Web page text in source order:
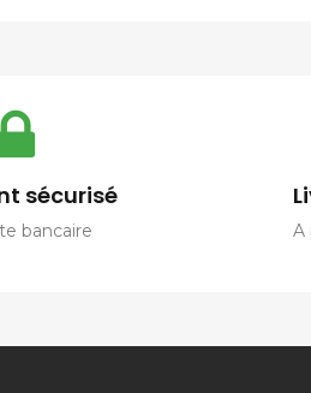
sécurisé
bancaire A